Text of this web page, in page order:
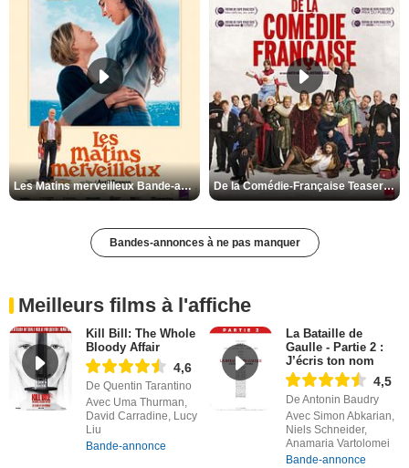
Les Matins merveilleux Bande-annonce VF De la Comédie-Française Teaser VF
Bandes-annonces à ne pas manquer
Meilleurs films à l'affiche
Kill Bill: The Whole
Bloody Affair
4,6
De Quentin Tarantino
Avec Uma Thurman,
David Carradine, Lucy
Liu
Bande-annonce
La Bataille de
Gaulle - Partie 2 :
J’écris ton nom
4,5
De Antonin Baudry
Avec Simon Abkarian,
Niels Schneider,
Anamaria Vartolomei
Bande-annonce